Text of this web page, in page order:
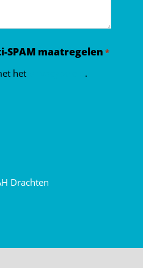
SPAM maatregelen *
het .
Drachten